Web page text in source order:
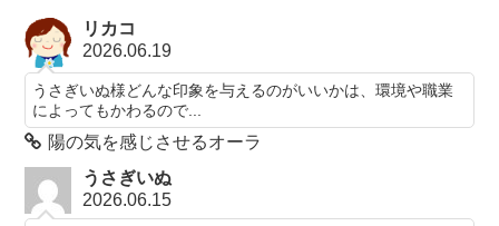
リカコ
2026.06.19
うさぎいぬ様どんな印象を与えるのがいいかは、環境や職業
によってもかわるので...
陽の気を感じさせるオーラ
うさぎいぬ
2026.06.15